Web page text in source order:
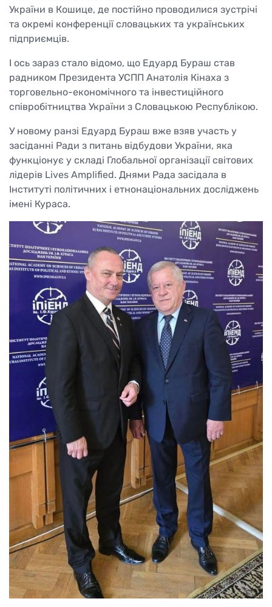
України в Кошице, де постійно проводилися зустрічі
та окремі конференції словацьких та українських
підприємців.
І ось зараз стало відомо, що Едуард Бураш став
радником Президента УСПП Анатолія Кінаха з
торговельно-економічного та інвестиційного
співробітництва України з Словацькою Республікою.
У новому ранзі Едуард Бураш вже взяв участь у
засіданні Ради з питань відбудови України, яка
функціонує у складі Глобальної організації світових
лідерів Lives Amplified. Днями Рада засідала в
Інституті політичних і етнонаціональних досліджень
імені Кураса.